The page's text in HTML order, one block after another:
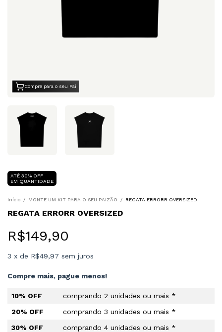
Compre para o seu Pai
ATÉ 30% OFF
EM QUANTIDADE
Início / MONTE UM KIT PARA O SEU PAIZÃO / REGATA ERRORR OVERSIZED
REGATA ERRORR OVERSIZED
R$149,90
3 x de R$49,97 sem juros
Compre mais, pague menos!
10% OFF
comprando 2 unidades ou mais *
20% OFF
comprando 3 unidades ou mais *
30% OFF
comprando 4 unidades ou mais *